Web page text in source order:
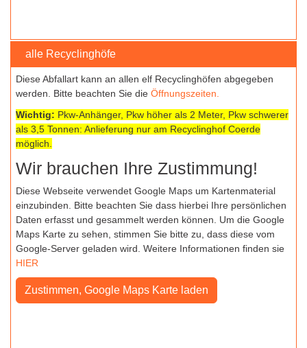
alle Recyclinghöfe
Diese Abfallart kann an allen elf Recyclinghöfen abgegeben
werden. Bitte beachten Sie die Öffnungszeiten
Wichtig: Pkw-Anhänger, Pkw höher als 2 Meter, Pkw schwerer
als 3,5 Tonnen: Anlieferung nur am Recyclinghof Coerde
möglich.
Wir brauchen Ihre Zustimmung!
Diese Webseite verwendet Google Maps um Kartenmaterial
einzubinden. Bitte beachten Sie dass hierbei Ihre persönlichen
Daten erfasst und gesammelt werden können. Um die Google
Maps Karte zu sehen, stimmen Sie bitte zu, dass diese vom
Google-Server geladen wird. Weitere Informationen finden sie
HIER